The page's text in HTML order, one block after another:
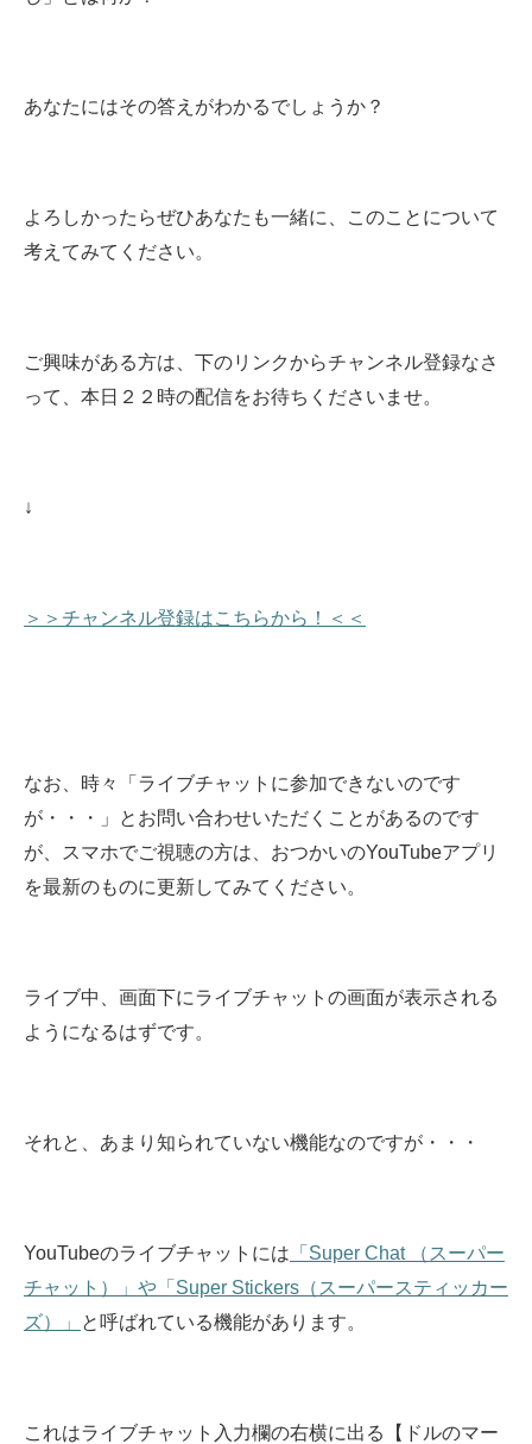
あなたにはその答えがわかるでしょうか？
よろしかったらぜひあなたも一緒に、このことについて
考えてみてください。
ご興味がある方は、下のリンクからチャンネル登録なさ
って、本日２２時の配信をお待ちくださいませ。
↓
＞＞チャンネル登録はこちらから！＜＜
なお、時々「ライブチャットに参加できないのです
が・・・」とお問い合わせいただくことがあるのです
が、スマホでご視聴の方は、おつかいのYouTubeアプリ
を最新のものに更新してみてください。
ライブ中、画面下にライブチャットの画面が表示される
ようになるはずです。
それと、あまり知られていない機能なのですが・・・
YouTubeのライブチャットには 「Super Chat （スーパー
チャット）」や「Super Stickers（スーパースティッカー
ズ）」
と呼ばれている機能があります。
これはライブチャット入力欄の右横に出る【ドルのマー